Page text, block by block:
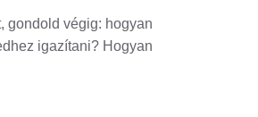
gondold végig: hogyan
igazítani? Hogyan